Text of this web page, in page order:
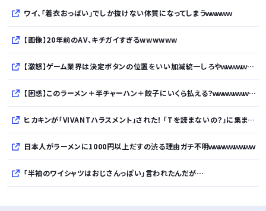
ワイ、「着衣おっばい」でしか抜けない体質になってしまうｗｗｗｗｗ
【画像】20年前のAV、キチガイすぎるwwwwww
【激怒】ゲーム業界は決定ボタンの位置をいい加減統一しろやｗｗｗｗｗｗｗｗｗｗ
【困惑】このラーメン＋半チャーハン＋餃子にいくら払える？ｗｗｗｗｗｗｗｗｗｗ
ヒカキンが「VIVANTハラスメント」された！ 「Tを読まないの？」に集まった「読めて当然」マウント
日本人がラーメンに1000円以上だすの渋る理由ガチ不明ｗｗｗｗｗｗｗｗｗ
「半袖のワイシャツはおじさんっぽい」言われたんだが…